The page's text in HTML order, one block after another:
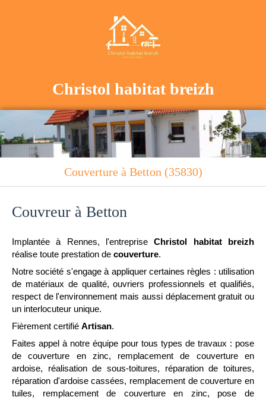
Christol habitat breizh
Couverture à Betton (35830)
Couvreur à Betton
Implantée à Rennes, l'entrepriseChristol habitat breizh
réalise toute prestation de couverture.
Notre société s'engage à appliquer certaines règles : utilisation
de matériaux de qualité, ouvriers professionnels et qualifiés,
respect de l'environnement mais aussi déplacement gratuit ou
un interlocuteur unique.
Fièrement certifié Artisan.
Faites appel à notre équipe pour tous types de travaux : pose
de couverture en zinc, remplacement de couverture en
ardoise, réalisation de sous-toitures, réparation de toitures,
réparation d'ardoise cassées, remplacement de couverture en
tuiles, remplacement de couverture en zinc, pose de